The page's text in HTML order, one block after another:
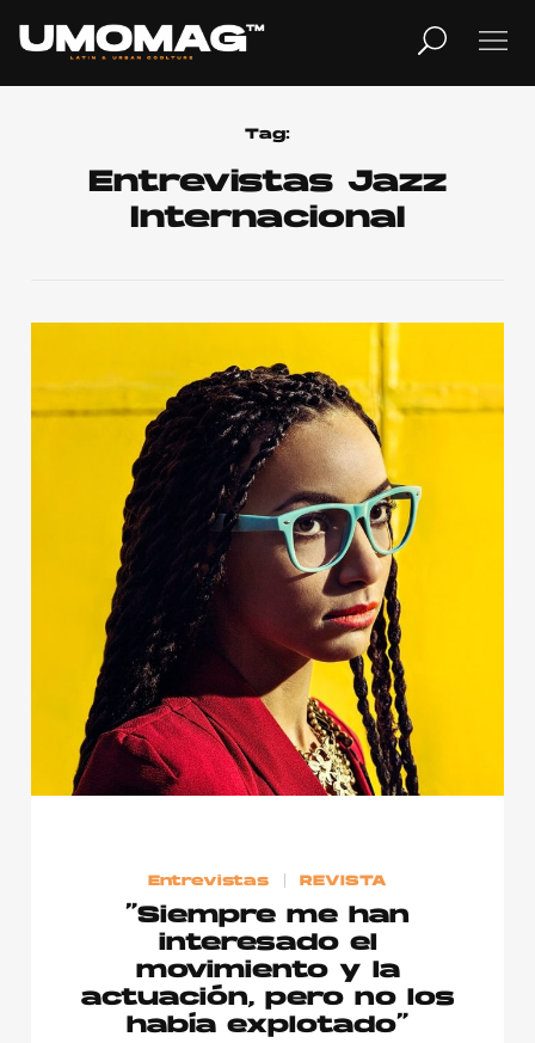
TV
Home
Cover Story
Publicidad
Aviso Legal
© 2015-2022 UMOMAG. PROPIEDAD DE UMO agency. TODOS LOS
DERECHOS RESERVADOS.
Tag:
Entrevistas Jazz
Internacional
Entrevistas REVISTA
“Siempre me han
interesado el
movimiento y la
actuación, pero no los
había explotado”